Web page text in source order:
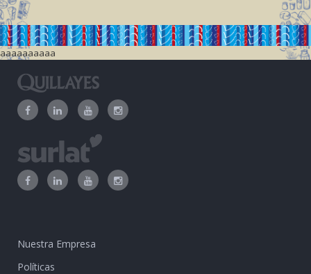
aaaaaaaaaa
Nuestra Empresa
Políticas